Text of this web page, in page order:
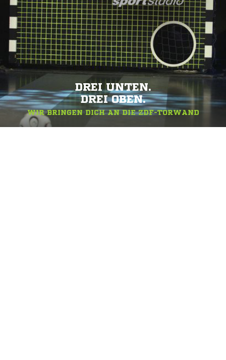
DREI UNTEN.
DREI OBEN.
WIR BRINGEN DICH AN DIE ZDF-TORWAND